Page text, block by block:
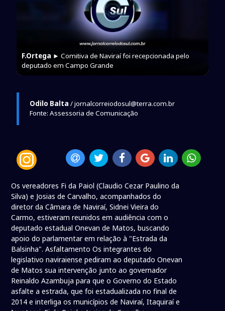
F.Ortega ► Comitiva de Naviraí foi recepcionada pelo
deputado em Campo Grande
Odilo Balta / jornalcorreiodosul@terra.com.br
Fonte: Assessoria de Comunicação
Os vereadores Fi da Paiol (Claudio Cezar Paulino da
Silva) e Josias de Carvalho, acompanhados do
diretor da Câmara de Naviraí, Sidnei Vieira do
Carmo, estiveram reunidos em audiência com o
deputado estadual Onevan de Matos, buscando
apoio do parlamentar em relação à "Estrada da
Balsinha". Asfaltamento Os integrantes do
legislativo naviraiense pediram ao deputado Onevan
de Matos sua intervenção junto ao governador
Reinaldo Azambuja para que o Governo do Estado
asfalte a estrada, que foi estadualizada no final de
2014 e interliga os municípios de Naviraí, Itaquiraí e